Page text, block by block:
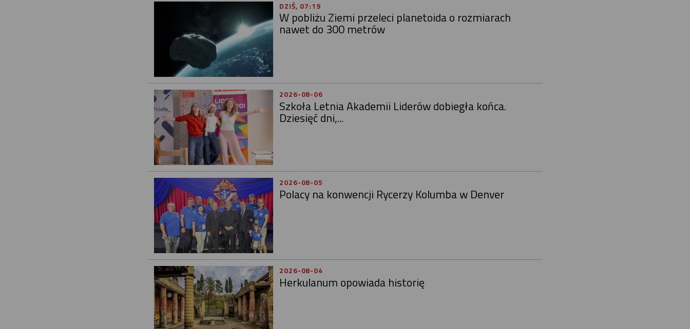
DZIŚ, 07:19
W pobliżu Ziemi przeleci planetoida o rozmiarach
nawet do 300 metrów
2026-08-06
Szkoła Letnia Akademii Liderów dobiegła końca.
Dziesięć dni,...
2026-08-05
Polacy na konwencji Rycerzy Kolumba w Denver
2026-08-04
Herkulanum opowiada historię